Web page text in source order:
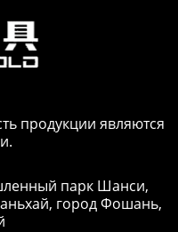
продукции являются
парк Шанси,
город Фошань,